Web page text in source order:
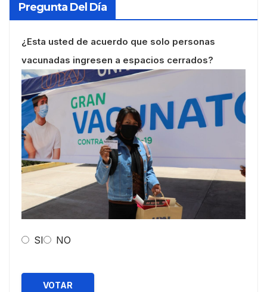
Pregunta Del Día
¿Esta usted de acuerdo que solo personas
vacunadas ingresen a espacios cerrados?
SI NO
VOTAR